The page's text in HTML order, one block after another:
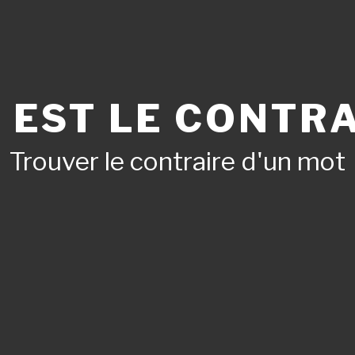
EST LE
Trouver le contraire d'un mot